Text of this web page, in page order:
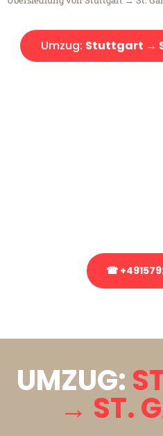
Umzug: Stuttgart →
☎
UMZUG:
→ ST.